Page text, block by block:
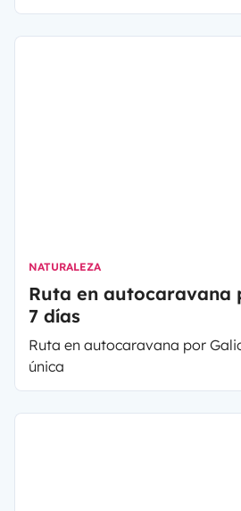
azul. Los pueblos auténticos,
NATURALEZA
Ruta en autocaravana
7 días
Ruta en autocaravana por
única